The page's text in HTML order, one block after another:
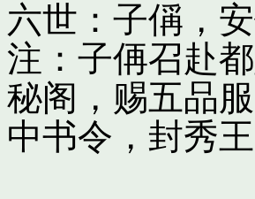
六世：子偁，
注：子侢召赴
秘阁，赐五品
中书令，封秀